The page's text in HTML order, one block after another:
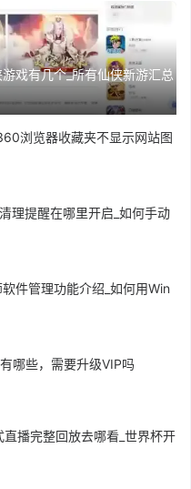
戏有几个_所有仙侠新游汇总
浏览器收藏夹不显示网站图
理提醒在哪里开启_如何手动
件管理功能介绍_如何用Win
哪些，需要升级VIP吗
播完整回放去哪看_世界杯开